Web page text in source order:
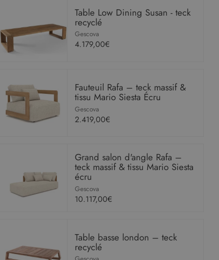
Table Low Dining Susan - teck
recyclé
Gescova
4.179,00€
Fauteuil Rafa – teck massif &
tissu Mario Siesta Écru
Gescova
2.419,00€
Grand salon d'angle Rafa –
teck massif & tissu Mario Siesta
écru
Gescova
10.117,00€
Table basse london – teck
recyclé